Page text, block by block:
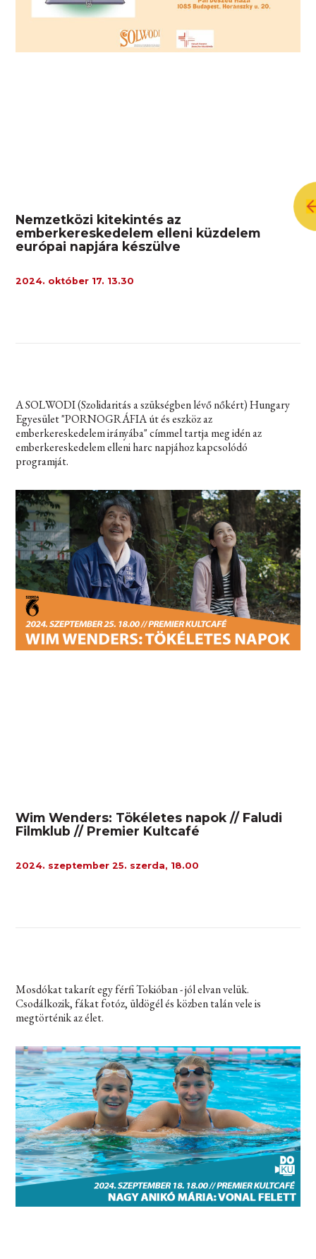
Nemzetközi kitekintés az
emberkereskedelem elleni küzdelem
európai napjára készülve
2024. október 17. 13.30
A SOLWODI (Szolidaritás a szükségben lévő nőkért) Hungary
Egyesület "PORNOGRÁFIA út és eszköz az
emberkereskedelem irányába" címmel tartja meg idén az
emberkereskedelem elleni harc napjához kapcsolódó
programját.
Wim Wenders: Tökéletes napok // Faludi
Filmklub // Premier Kultcafé
2024. szeptember 25. szerda, 18.00
Mosdókat takarít egy férfi Tokióban - jól elvan velük.
Csodálkozik, fákat fotóz, üldögél és közben talán vele is
megtörténik az élet.